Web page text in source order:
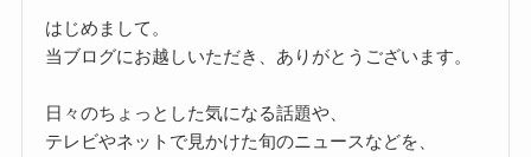
はじめまして。
当ブログにお越しいただき、ありがとうございます。
日々のちょっとした気になる話題や、
テレビやネットで見かけた旬のニュースなどを、